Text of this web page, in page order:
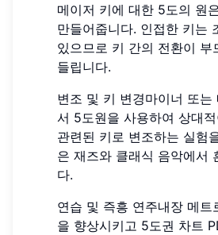
메이저 키에 대한 5도의 원
만들어줍니다. 인접한 키는
있으므로 키 간의 전환이 부
들립니다.
변조 및 키 변경마이너 또는
서 5도원을 사용하여 상대
관련된 키로 변조하는 실험
은 재즈와 클래식 음악에서
다.
연습 및 즉흥 연주내장 메트
을 향상시키고 5도권 차트